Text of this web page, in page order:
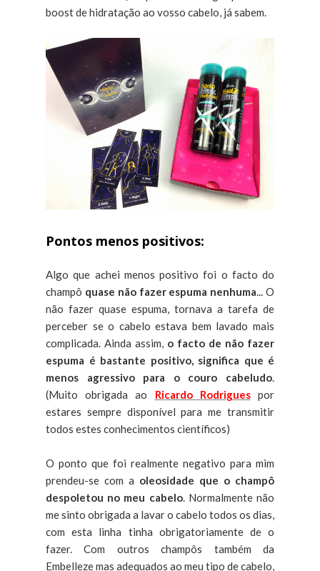
boost de hidratação ao vosso cabelo, já sabem.
Pontos menos positivos:
Algo que achei menos positivo foi o facto do
champô quase não fazer espuma nenhuma... O
não fazer quase espuma, tornava a tarefa de
perceber se o cabelo estava bem lavado mais
complicada. Ainda assim, o facto de não fazer
espuma é bastante positivo, significa que é
menos agressivo para o couro cabeludo.
(Muito obrigada ao Ricardo Rodriguespor
estares sempre disponível para me transmitir
todos estes conhecimentos científicos)
O ponto que foi realmente negativo para mim
prendeu-se com a oleosidade que o champô
despoletou no meu cabelo. Normalmente não
me sinto obrigada a lavar o cabelo todos os dias,
com esta linha tinha obrigatoriamente de o
fazer. Com outros champôs também da
Embelleze mas adequados ao meu tipo de cabelo,